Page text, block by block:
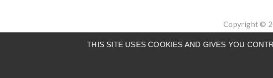
Copyright ©
THIS SITE USES COOKIES AND GIVES YOU